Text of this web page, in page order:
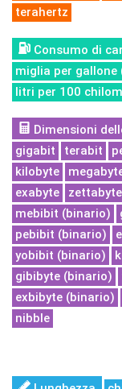
terahertz
Consumo di
miglia per gallone
litri per 100
Dimensioni
gigabit
terabit
kilobyte
exabyte
zettabyte
mebibit (binario)
pebibit (binario)
yobibit (binario)
gibibyte (binario)
exbibyte (binario)
nibble